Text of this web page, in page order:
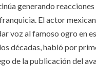
generando
El actor
voz al famoso ogro en
décadas, habló por
de la publicación del